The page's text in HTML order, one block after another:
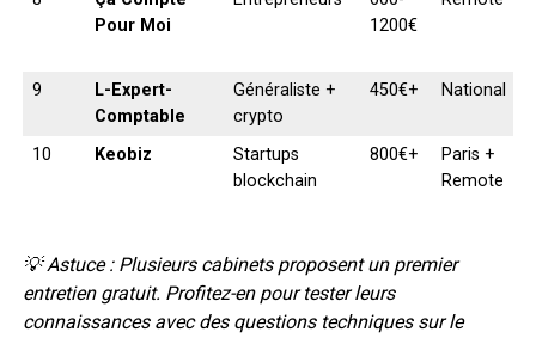
Pour Moi
1200€
9
L-Expert-
Comptable
Généraliste +
crypto
450€+ National
10 Keobiz
Startups
blockchain
800€+
Paris +
Remote
💡 Astuce : Plusieurs cabinets proposent un premier
entretien gratuit. Profitez-en pour tester leurs
connaissances avec des questions techniques sur le